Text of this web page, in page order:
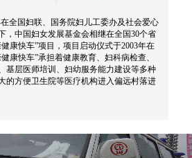
全国妇联、国务院妇儿工委办及社会爱心
，中国妇女发展基金会相继在全国30个省
健康快车”项目，项目启动仪式于2003年在
康快车”承担着健康教育、妇科病检查、
基层医师培训、妇幼服务能力建设等多种
的方便卫生院等医疗机构进入偏远村落进